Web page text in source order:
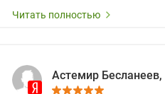
Читать полностью
Астемир Бесланеев,